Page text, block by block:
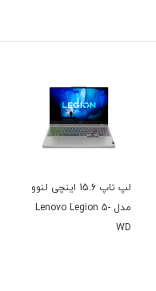
لپ تاپ 15.6 اینچی لنوو
مدل Lenovo Legion 5-
WD